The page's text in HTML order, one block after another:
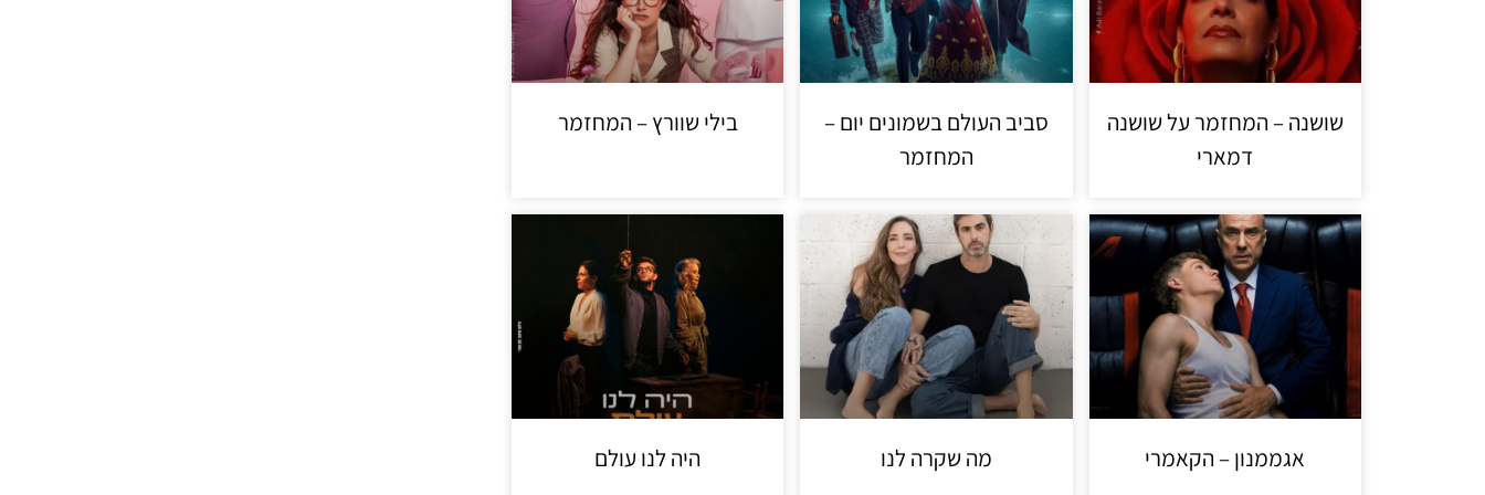
שושנה – המחזמר על שושנה
דמארי
סביב העולם בשמונים יום –
המחזמר
בילי שוורץ – המחזמר
אגממנון – הקאמרי מה שקרה לנו היה לנו עולם